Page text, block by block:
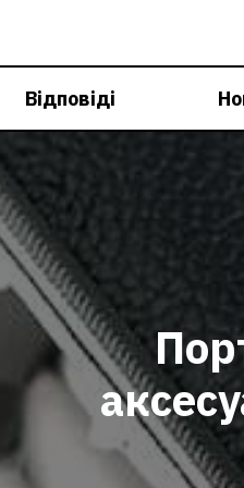
Відповіді